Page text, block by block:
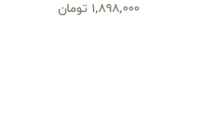
1,898,000 تومان